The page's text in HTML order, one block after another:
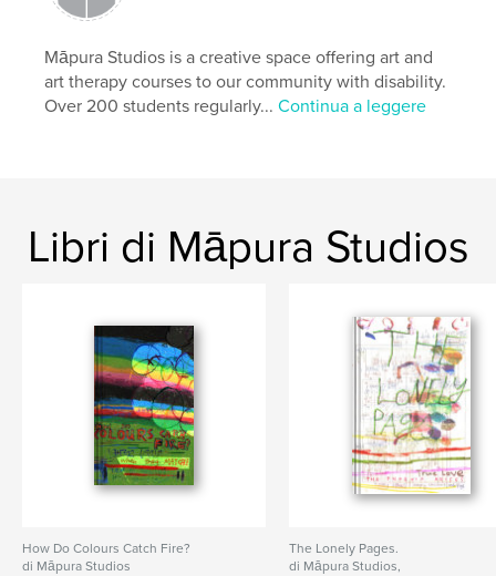
LinguaEnglish
Māpura Studios is a creative space offering art and
art therapy courses to our community with disability.
Over 200 students regularly...Continua a leggere
Libri di Māpura Studios
How Do Colours Catch Fire?
di Māpura Studios
The Lonely Pages.
di Māpura Studios,